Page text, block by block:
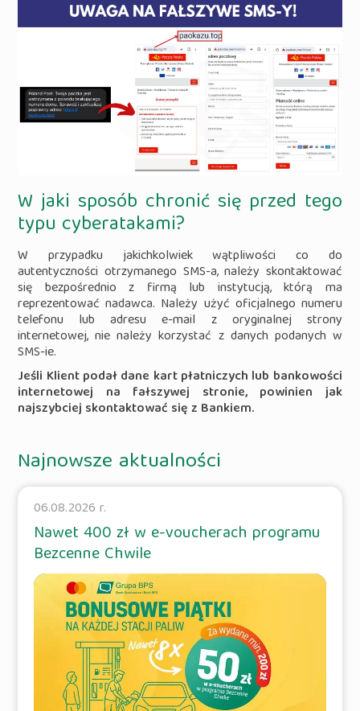
W jaki sposób chronić się przed tego
typu cyberatakami?
W przypadku jakichkolwiek wątpliwości co do
autentyczności otrzymanego SMS-a, należy skontaktować
się bezpośrednio z firmą lub instytucją, którą ma
reprezentować nadawca. Należy użyć oficjalnego numeru
telefonu lub adresu e-mail z oryginalnej strony
internetowej, nie należy korzystać z danych podanych w
SMS-ie.
Jeśli Klient podał dane kart płatniczych lub bankowości
internetowej na fałszywej stronie, powinien jak
najszybciej skontaktować się z Bankiem.
Najnowsze aktualności
06.08.2026 r.
Nawet 400 zł w e-voucherach programu
Bezcenne Chwile